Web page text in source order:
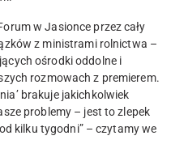
w Jasionce przez cały
z ministrami rolnictwa –
ośrodki oddolne i
rozmowach z premierem.
brakuje jakichkolwiek
problemy – jest to zlepek
kilku tygodni” – czytamy we